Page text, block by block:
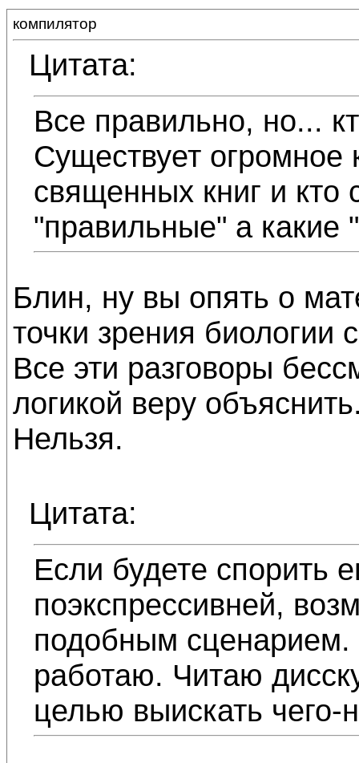
компилятор
Цитата:
Все правильно, но...
Существует огромное
священных книг и кто
"правильные" а какие
Блин, ну вы опять о
точки зрения биологии
Все эти разговоры
логикой веру
Нельзя.
Цитата:
Если будете спорить
поэкспрессивней,
подобным
работаю. Читаю
целью выискать чего-